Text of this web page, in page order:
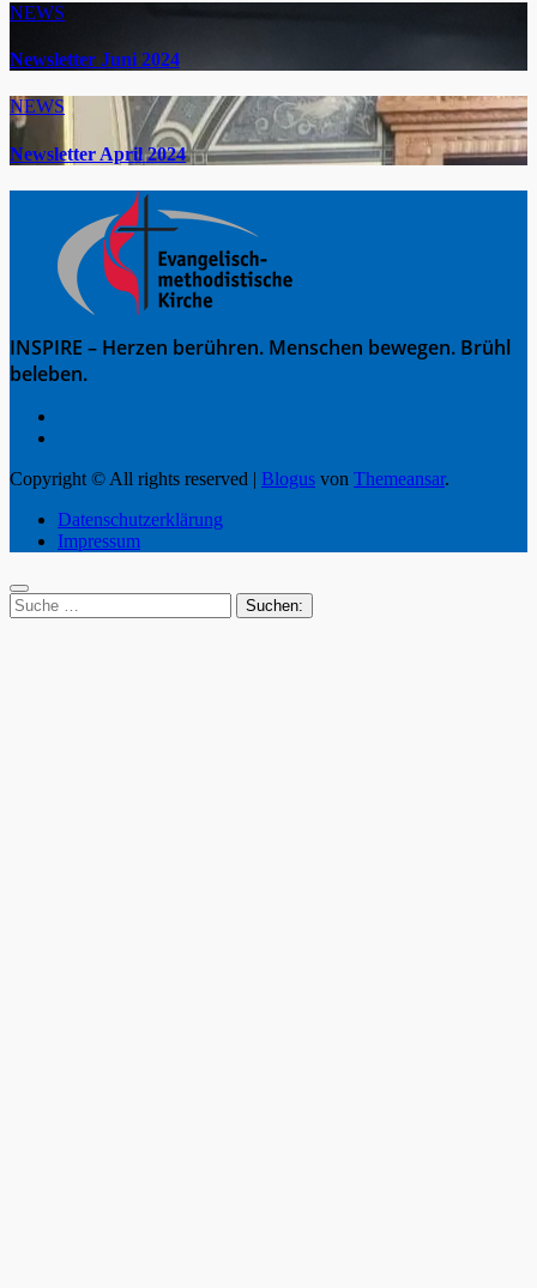
NEWS
Newsletter Juni 2024
NEWS
Newsletter April 2024
INSPIRE – Herzen berühren. Menschen bewegen. Brühl
beleben.
Copyright © All rights reserved | Blogus von Themeansar.
Datenschutzerklärung
Impressum
Suche
nach: